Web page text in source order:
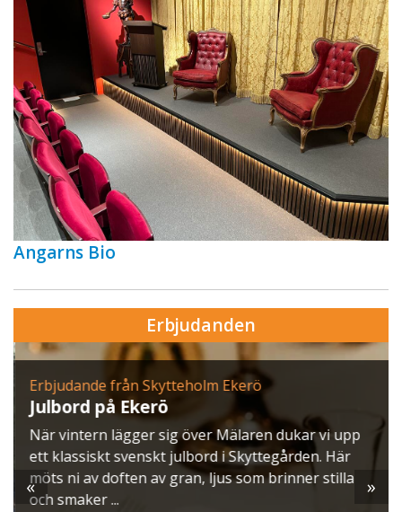
Angarns Bio
Erbjudanden
Erbjudande från Skytteholm Ekerö
Julbord på Ekerö
När vintern lägger sig över Mälaren dukar vi upp
ett klassiskt svenskt julbord i Skyttegården. Här
möts ni av doften av gran, ljus som brinner stilla
och smaker ...
« »